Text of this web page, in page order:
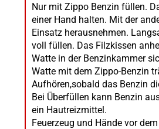
Nur mit Zippo Benzin füllen.
einer Hand halten. Mit der
Einsatz herausnehmen.
voll füllen. Das Filzkissen
Watte in der Benzinkammer
Watte mit dem Zippo-Benzin
Aufhören,sobald das Benzin
Bei Überfüllen kann Benzin
ein Hautreizmittel.
Feuerzeug und Hände vor